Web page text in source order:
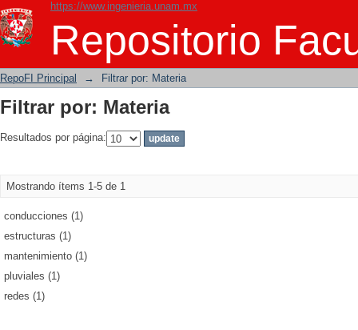
https://www.ingenieria.unam.mx
Repositorio
Filtrar por: Materia
RepoFI Principal → Filtrar por: Materia
Filtrar por: Materia
Resultados por página:
Mostrando ítems 1-5 de 1
conducciones (1)
estructuras (1)
mantenimiento (1)
pluviales (1)
redes (1)